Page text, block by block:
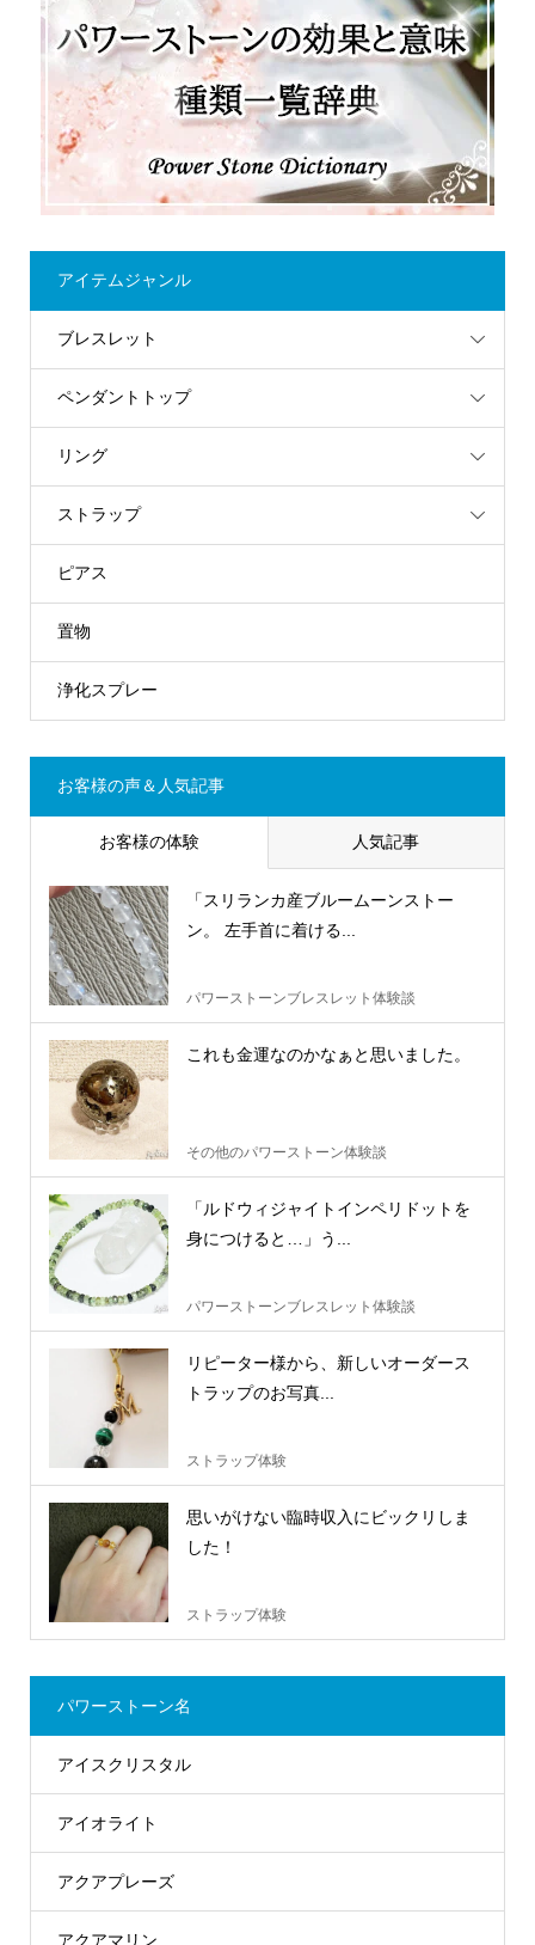
アイテムジャンル
ブレスレット
ペンダントトップ
リング
ストラップ
ピアス
置物
浄化スプレー
お客様の声＆人気記事
お客様の体験 人気記事
「スリランカ産ブルームーンストー
ン。 左手首に着ける...
パワーストーンブレスレット体験談
これも金運なのかなぁと思いました。
その他のパワーストーン体験談
「ルドウィジャイトインペリドットを
身につけると…」う...
パワーストーンブレスレット体験談
リピーター様から、新しいオーダース
トラップのお写真...
ストラップ体験
思いがけない臨時収入にビックリしま
した！
ストラップ体験
パワーストーン名
アイスクリスタル
アイオライト
アクアプレーズ
アクアマリン